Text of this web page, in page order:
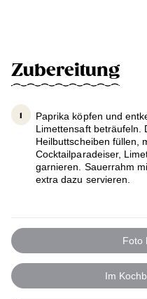
Zubereitung
Paprika köpfen und
Limettensaft beträufeln.
Heilbuttscheiben füllen,
Cocktailparadeiser,
garnieren. Sauerrahm
extra dazu servieren.
Foto
Im